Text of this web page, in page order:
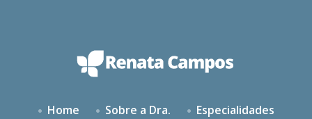
Home Sobre a Dra.
Especialidades